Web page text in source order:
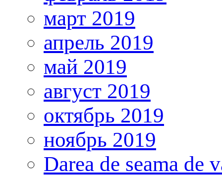
март 2019
апрель 2019
май 2019
август 2019
октябрь 2019
ноябрь 2019
Darea de seama de